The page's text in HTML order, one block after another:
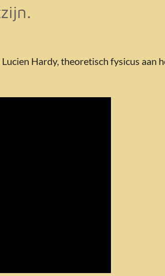
Hardy, theoretisch fysicus